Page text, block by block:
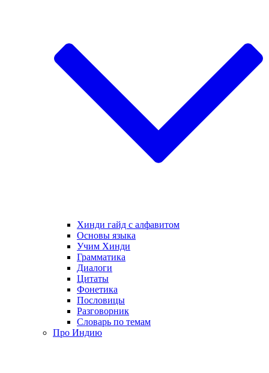
Хинди гайд с алфавитом
Основы языка
Учим Хинди
Грамматика
Диалоги
Цитаты
Фонетика
Пословицы
Разговорник
Словарь по темам
Про Индию